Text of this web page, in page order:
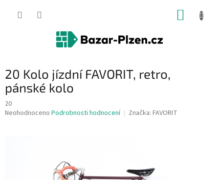
20 Kolo jízdní FAVORIT, retro,
pánské kolo
20
Průměrné
Neohodnoceno Podrobnosti hodnocení Značka: FAVORIT